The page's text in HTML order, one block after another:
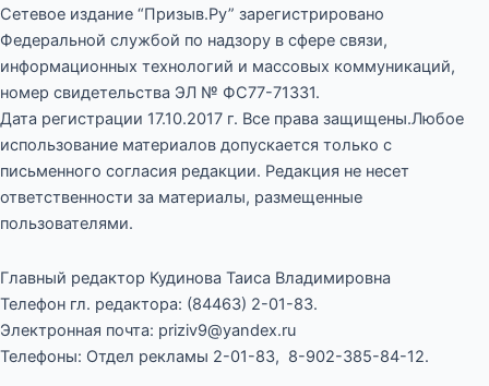
Сетевое издание “Призыв.Ру” зарегистрировано
Федеральной службой по надзору в сфере связи,
информационных технологий и массовых коммуникаций,
номер свидетельства ЭЛ № ФС77-71331.
Дата регистрации 17.10.2017 г. Все права защищены.Любое
использование материалов допускается только с
письменного согласия редакции. Редакция не несет
ответственности за материалы, размещенные
пользователями.
Главный редактор Кудинова Таиса Владимировна
Телефон гл. редактора: (84463) 2-01-83.
Электронная почта: priziv9@yandex.ru
Телефоны: Отдел рекламы 2-01-83, 8-902-385-84-12.